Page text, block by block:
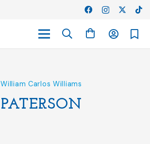
William Carlos Williams
PATERSON